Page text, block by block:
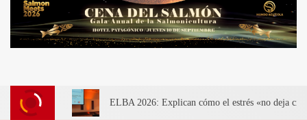
ELBA 2026: Explican cómo el estrés «no deja